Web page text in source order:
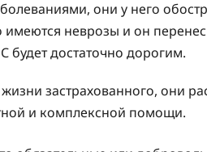
они у него
неврозы и он
будет достаточно дорогим.
застрахованного, они
и комплексной помощи.